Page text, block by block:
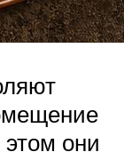
они